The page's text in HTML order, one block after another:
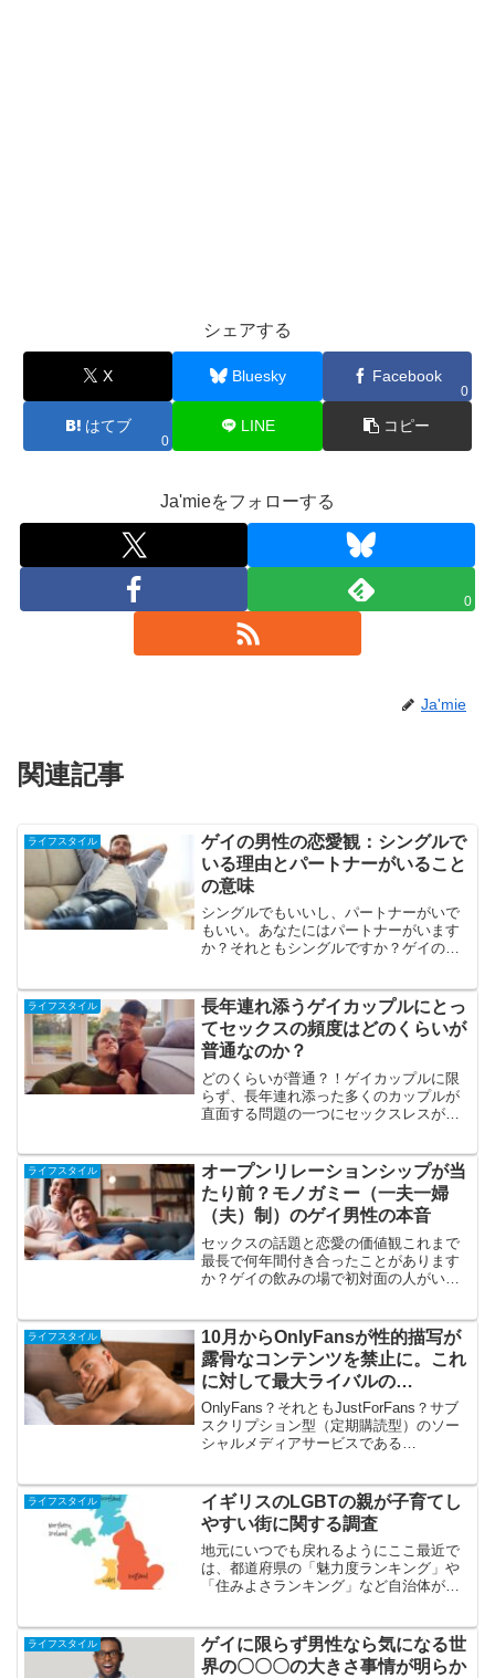
シェアする
X Bluesky Facebook
0
はてブ
0
LINE コピー
Ja'mieをフォローする
0
Ja'mie
関連記事
ライフスタイル
ゲイの男性の恋愛観：シングルで
いる理由とパートナーがいること
の意味
シングルでもいいし、パートナーがいで
もいい。あなたにはパートナーがいます
か？それともシングルですか？ゲイの
の一方で、長年連れ添っているゲイカッ
プルも存在します。また、シ...
ライフスタイル
長年連れ添うゲイカップルにとっ
てセックスの頻度はどのくらいが
普通なのか？
どのくらいが普通？！ゲイカップルに限
らず、長年連れ添った多くのカップルが
直面する問題の一つにセックスレスがあ
があり、時にはそれが原因で別れるカッ
プルもいます。一方で、セ...
ライフスタイル
オープンリレーションシップが当
たり前？モノガミー（一夫一婦
（夫）制）のゲイ男性の本音
セックスの話題と恋愛の価値観これまで
最長で何年間付き合ったことがあります
か？ゲイの飲みの場で初対面の人がいる
いる人がいることを知っている友人か
ら、「長く付き合ってる彼氏...
ライフスタイル
10月からOnlyFansが性的描写が
露骨なコンテンツを禁止に。これ
に対して最大ライバルの
JustForFansは？！
OnlyFans？それともJustForFans？サブ
スクリプション型（定期購読型）のソー
シャルメディアサービスである
めたことでゲイの間でも一気に知名度
が...
ライフスタイル
イギリスのLGBTの親が子育てし
やすい街に関する調査
地元にいつでも戻れるようにここ最近で
は、都道府県の「魅力度ランキング」や
「住みよさランキング」など自治体がラ
東京一極集中によって、地方における少
子高齢化と人口減少は年々...
ライフスタイル
ゲイに限らず男性なら気になる世
界の〇〇〇の大きさ事情が明らか